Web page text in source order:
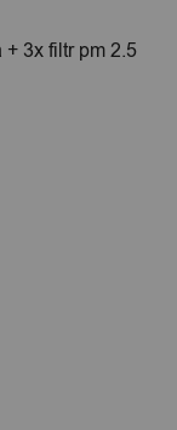
3x filtr pm 2.5